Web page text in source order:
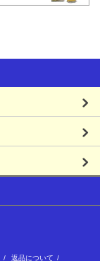
/ 返品について /